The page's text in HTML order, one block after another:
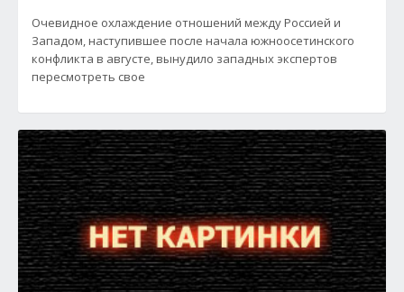
Очевидное охлаждение отношений между Россией и
Западом, наступившее после начала южноосетинского
конфликта в августе, вынудило западных экспертов
пересмотреть свое